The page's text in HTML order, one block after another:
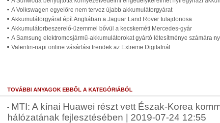
A Volkswagen egyelőre nem tervez újabb akkumulátorgyárat
Akkumulátorgyárat épít Angliában a Jaguar Land Rover tulajdonosa
Akkumulátorbeszerelő-üzemmel bővül a kecskeméti Mercedes-gyár
A Samsung elektromosjármű-akkumulátorokat gyártó létesítménye számára
Valentin-napi online vásárlási trendek az Extreme Digitalnál
TOVÁBBI ANYAGOK EBBŐL A KATEGÓRIÁBÓL
MTI: A kínai Huawei részt vett Észak-Korea
hálózatának fejlesztésében | 2019-07-24 12:55